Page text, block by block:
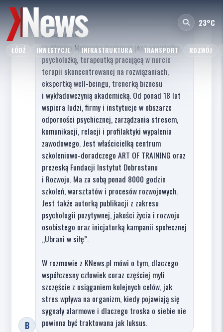
23°C
ŁÓDŹ INWESTYCJE INFRASTRUKTURA TRANSPORT ROZWÓJ
B
Błażej Kronic
Dr Monika Mularska-Kucharek jest socjolożką,
psycholożką, terapeutką pracującą w nurcie
terapii skoncentrowanej na rozwiązaniach,
ekspertką well-beingu, trenerką biznesu
i wykładowczynią akademicką. Od ponad 18 lat
wspiera ludzi, firmy i instytucje w obszarze
odporności psychicznej, zarządzania stresem,
komunikacji, relacji i profilaktyki wypalenia
zawodowego. Jest właścicielką centrum
szkoleniowo-doradczego ART OF TRAINING oraz
prezeską Fundacji Instytut Dobrostanu
i Rozwoju. Ma za sobą ponad 8000 godzin
szkoleń, warsztatów i procesów rozwojowych.
Jest także autorką publikacji z zakresu
psychologii pozytywnej, jakości życia i rozwoju
osobistego oraz inicjatorką kampanii społecznej
„Ubrani w siłę”.
W rozmowie z KNews.pl mówi o tym, dlaczego
współczesny człowiek coraz częściej myli
szczęście z osiąganiem kolejnych celów, jak
stres wpływa na organizm, kiedy pojawiają się
sygnały alarmowe i dlaczego troska o siebie nie
powinna być traktowana jak luksus.